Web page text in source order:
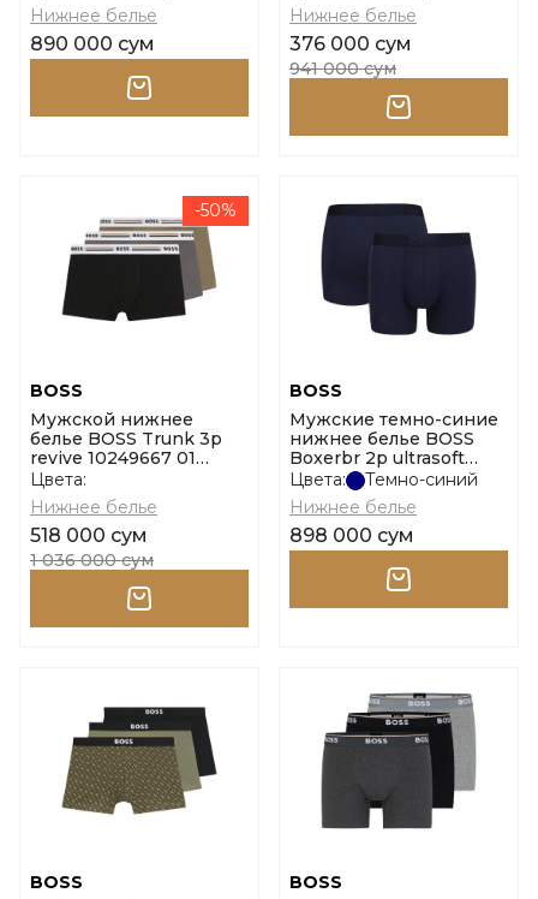
Нижнее белье
890 000 сум
Нижнее белье
376 000 сум
941 000 сум
-50%
BOSS
Мужской нижнее
белье BOSS Trunk 3p
revive 10249667 01
размер l
Цвета:
Нижнее белье
518 000 сум
1 036 000 сум
BOSS
Мужские темно-синие
нижнее белье BOSS
Boxerbr 2p ultrasoft
10243713 01 размер l
Цвета:
Темно-синий
Нижнее белье
898 000 сум
BOSS
BOSS